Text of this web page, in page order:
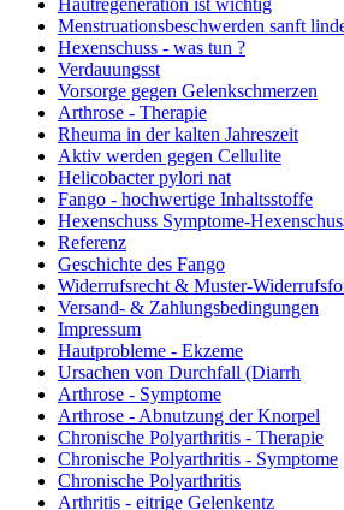
Menstruationsbeschwerden sanft
Hexenschuss - was tun ?
Verdauungsst
Vorsorge gegen Gelenkschmerzen
Arthrose - Therapie
Rheuma in der kalten Jahreszeit
Aktiv werden gegen Cellulite
Helicobacter pylori nat
Fango - hochwertige Inhaltsstoffe
Hexenschuss Symptome-
Referenz
Geschichte des Fango
Widerrufsrecht & Muster-
Versand- & Zahlungsbedingungen
Impressum
Hautprobleme - Ekzeme
Ursachen von Durchfall (Diarrh
Arthrose - Symptome
Arthrose - Abnutzung der Knorpel
Chronische Polyarthritis - Therapie
Chronische Polyarthritis - Symptome
Chronische Polyarthritis
Arthritis - eitrige Gelenkentz